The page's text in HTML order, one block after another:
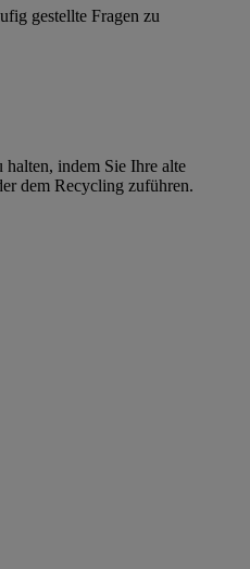
gestellte Fragen zu
indem Sie Ihre alte
dem Recycling zuführen.